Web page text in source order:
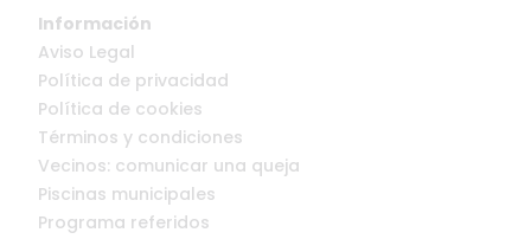
Información
Aviso Legal
Política de privacidad
Política de cookies
Términos y condiciones
Vecinos: comunicar una queja
Piscinas municipales
Programa referidos